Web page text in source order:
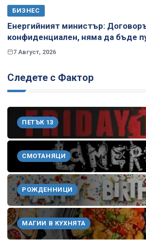
БИЗНЕС
Енергийният министър:
конфиденциален, няма да бъде
7 Август, 2026
Следете с Фактор
ПЕТЪК 13
СМОТАНЯЦИ
РОЖДЕННИЦИ
МАГИИ В КУХНЯТА